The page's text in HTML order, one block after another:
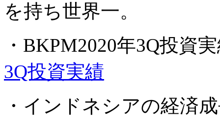
を持ち世界一。
・BKPM2020年3Q投資
3Q投資実績
・インドネシアの経済